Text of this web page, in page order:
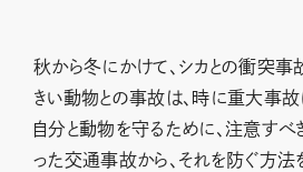
秋から冬にかけて、シカとの衝突事
きい動物との事故は、時に重大事故
自分と動物を守るために、注意すべ
った交通事故から、それを防ぐ方法